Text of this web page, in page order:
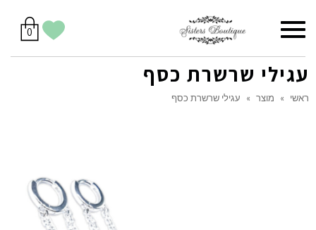
יש
לך
0מוצרים
בסל
הווישליסט
תפריט
עגילי שרשרת כסף
ראשי » מוצר » עגילי שרשרת כסף